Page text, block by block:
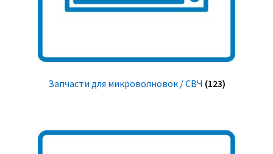
Запчасти для микроволновок / СВЧ (123)